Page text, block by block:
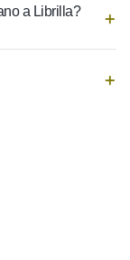
a Librilla?